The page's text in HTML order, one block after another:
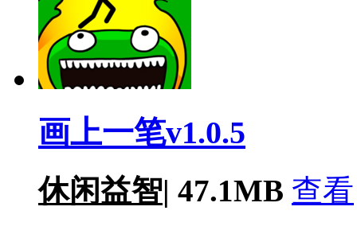
画上一笔v1.0.5
休闲益智| 47.1MB 查看